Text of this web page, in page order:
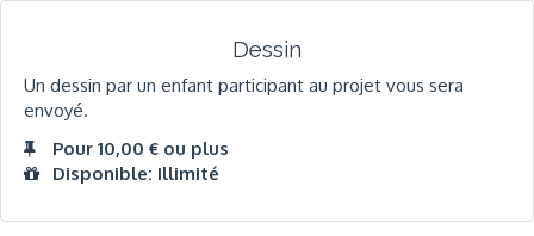
Dessin
Un dessin par un enfant participant au projet vous sera
envoyé.
Pour 10,00 € ou plus
Disponible: Illimité